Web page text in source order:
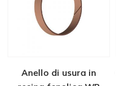
Anello di usura in